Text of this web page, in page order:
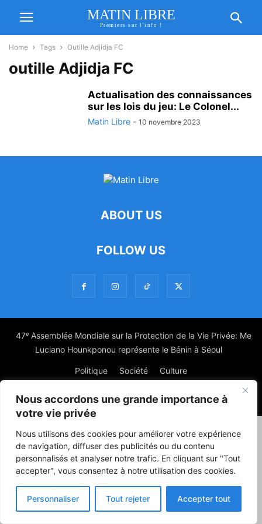
Nous accordons une grande importance à
votre vie privée
Nous utilisons des cookies pour améliorer votre expérience
de navigation, diffuser des publicités ou du contenu
personnalisés et analyser notre trafic. En cliquant sur "Tout
accepter", vous consentez à notre utilisation des cookies.
Personnaliser Tout rejeter Accepter tout
MATIN LIBRE
Premiers sur l'info !
Home Tags Outille Adjidja FC
outille Adjidja FC
Actualisation des connaissances
sur les lois du jeu: Le Colonel...
Matin Libre - 10 novembre 2023
ABOUT US
FOLLOW US
47ᵉ Assemblée Mondiale sur la Protection de la Vie Privée: Me
Luciano Hounkponou représente le Bénin à Séoul
Politique Société Culture
© Powered by digitXplus Francophone